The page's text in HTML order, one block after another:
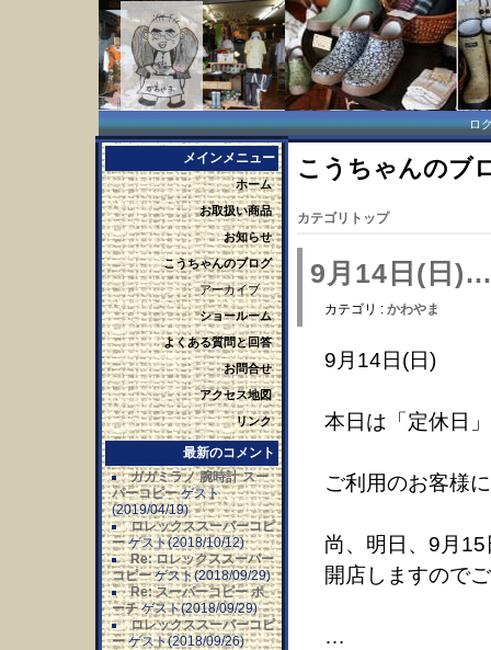
ロ
メインメニュー
ホーム
お取扱い商品
お知らせ
こうちゃんのブログ
アーカイブ
ショールーム
よくある質問と回答
お問合せ
アクセス地図
リンク
最新のコメント
ガガミラノ 腕時計 スー
パーコピー ゲスト
(2019/04/19)
ロレックススーパーコピ
ー ゲスト(2018/10/12)
Re: ロレックススーパー
コピー ゲスト(2018/09/29)
Re: スーパーコピー ポ
ーチ ゲスト(2018/09/29)
ロレックススーパーコピ
ー ゲスト(2018/09/26)
こうちゃんのブ
カテゴリトップ
9月14日(日
カテゴリ : かわやま
9月14日(日)
本日は「定休日
ご利用のお客様
尚、明日、9月
開店しますので
…